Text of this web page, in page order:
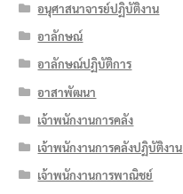
อนุศาสนาจารย์ปฏิบัติงาน
อาลักษณ์
อาลักษณ์ปฏิบัติการ
อาสาพัฒนา
เจ้าพนักงานการคลัง
เจ้าพนักงานการคลังปฏิบัติงาน
เจ้าพนักงานการพาณิชย์